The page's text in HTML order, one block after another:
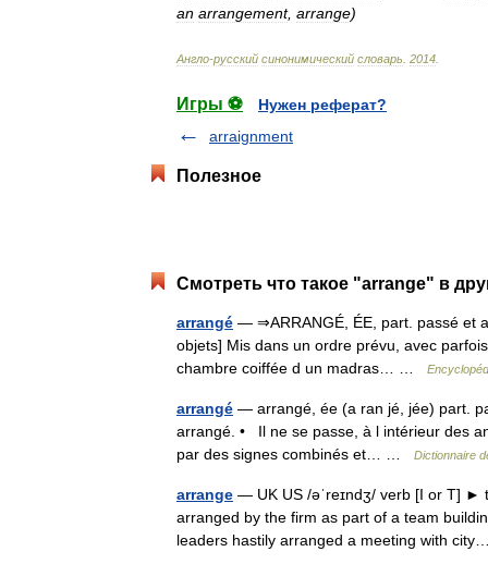
an arrangement, arrange)
Англо-русский синонимический словарь 2014
Игры ⚽
Нужен реферат?
arraignment
Полезное
Смотреть что такое "arrange" в
arrangé — ⇒ARRANGÉ, ÉE, part. passé et
objets] Mis dans un ordre prévu, avec
chambre coiffée d un madras… …
arrangé — arrangé, ée (a ran jé, jée) part.
arrangé. • Il ne se passe, à l intérieur des
par des signes combinés et… …
Dictionnaire
arrange — UK US /əˈreɪndʒ/ verb [I or T] ►
arranged by the firm as part of a team
leaders hastily arranged a meeting with